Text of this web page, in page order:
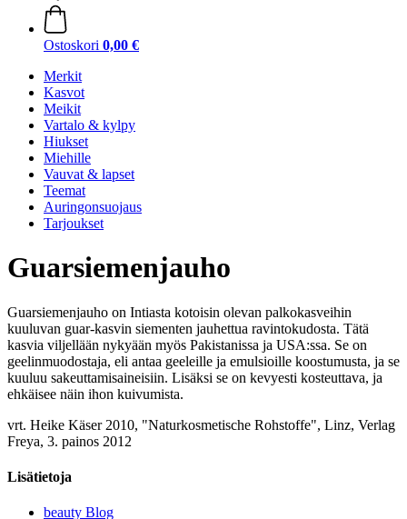
Ostoskori 0,00 €
Merkit
Kasvot
Meikit
Vartalo & kylpy
Hiukset
Miehille
Vauvat & lapset
Teemat
Auringonsuojaus
Tarjoukset
Guarsiemenjauho
Guarsiemenjauho on Intiasta kotoisin olevan palkokasveihin
kuuluvan guar-kasvin siementen jauhettua ravintokudosta. Tätä
kasvia viljellään nykyään myös Pakistanissa ja USA:ssa. Se on
geelinmuodostaja, eli antaa geeleille ja emulsioille koostumusta, ja se
kuuluu sakeuttamisaineisiin. Lisäksi se on kevyesti kosteuttava, ja
ehkäisee näin ihon kuivumista.
vrt. Heike Käser 2010, "Naturkosmetische Rohstoffe", Linz, Verlag
Freya, 3. painos 2012
Lisätietoja
beauty Blog